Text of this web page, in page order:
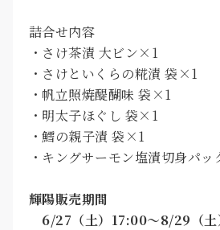
詰合せ内容
・さけ茶漬 大ビン×1
・さけといくらの糀漬 袋×1
・帆立照焼醍醐味 袋×1
・明太子ほぐし 袋×1
・鱈の親子漬 袋×1
・キングサーモン塩漬切身パ
輝陽販売期間
6/27（土）17:00～8/29（土